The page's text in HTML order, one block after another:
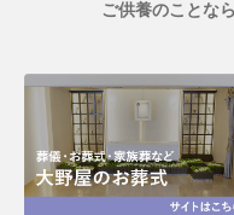
ご供養のことな